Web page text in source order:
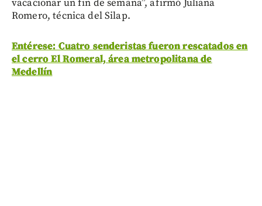
vacacionar un fin de semana”, afirmó Juliana
Romero, técnica del Silap.
Entérese: Cuatro senderistas fueron rescatados en
el cerro El Romeral, área metropolitana de
Medellín